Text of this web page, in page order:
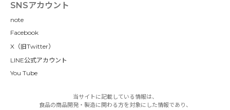
SNSアカウント
note
Facebook
X（旧Twitter）
LINE公式アカウント
You Tube
当サイトに記載している情報は、
食品の商品開発・製造に関わる方を対象にした情報であり、